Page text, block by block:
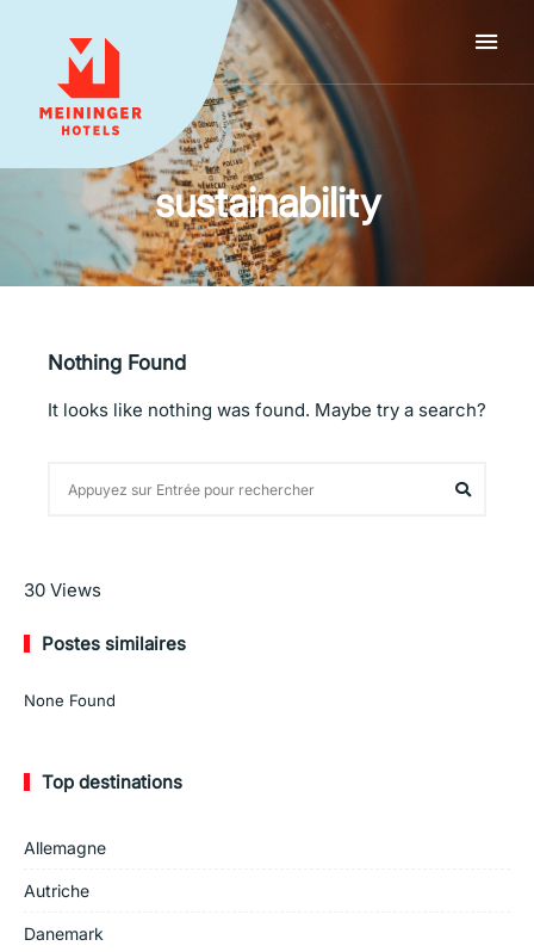
MEININGER HOTELSsustainability
Nothing Found
It looks like nothing was found. Maybe try a search?
En savoir plus
30 Views
Postes similaires
None Found
Top destinations
Allemagne
Autriche
Danemark